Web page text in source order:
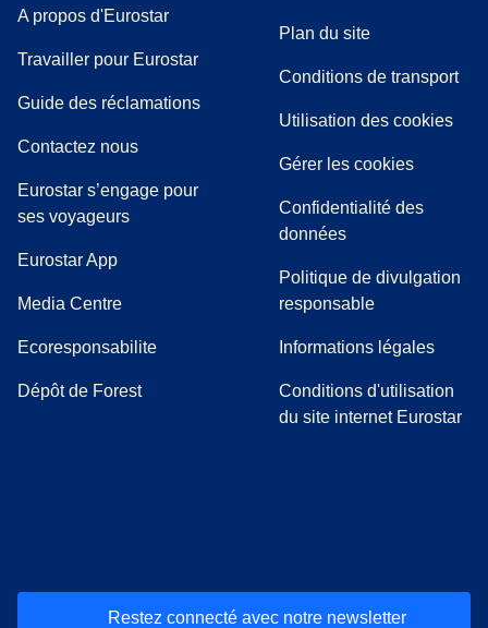
A propos d'Eurostar
Travailler pour Eurostar
Guide des réclamations((
Contactez nous
Eurostar s’engage pour
ses voyageurs
Eurostar App
Media Centre( Ouvre un nouvel onglet)
Ecoresponsabilite
Dépôt de Forest
Plan du site
Conditions de transport
Utilisation des cookies
Gérer les cookies
Confidentialité des
données
Politique de divulgation
responsable
Informations légales
Conditions d'utilisation
du site internet Eurostar
Restez connecté avec notre newsletter